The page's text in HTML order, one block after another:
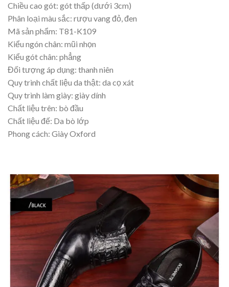
Chiều cao gót: gót thấp (dưới 3cm)
Phân loại màu sắc: rượu vang đỏ, đen
Mã sản phẩm: T81-K109
Kiểu ngón chân: mũi nhọn
Kiểu gót chân: phẳng
Đối tượng áp dụng: thanh niên
Quy trình chất liệu da thật: da cọ xát
Quy trình làm giày: giày dính
Chất liệu trên: bò đầu
Chất liệu đế: Da bò lớp
Phong cách: Giày Oxford